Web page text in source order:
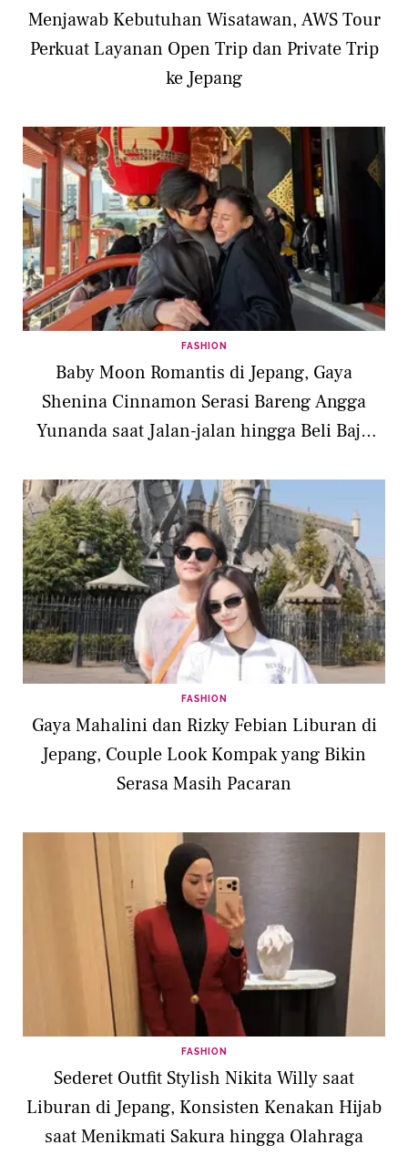
Menjawab Kebutuhan Wisatawan, AWS Tour
Perkuat Layanan Open Trip dan Private Trip
ke Jepang
FASHION
Baby Moon Romantis di Jepang, Gaya
Shenina Cinnamon Serasi Bareng Angga
Yunanda saat Jalan-jalan hingga Beli Baju
FASHION
Gaya Mahalini dan Rizky Febian Liburan di
Jepang, Couple Look Kompak yang Bikin
Serasa Masih Pacaran
FASHION
Sederet Outfit Stylish Nikita Willy saat
Liburan di Jepang, Konsisten Kenakan Hijab
saat Menikmati Sakura hingga Olahraga